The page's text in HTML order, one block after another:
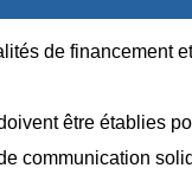
de financement
être établies
communication